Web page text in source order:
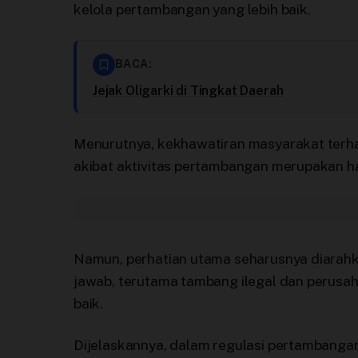
kelola pertambangan yang lebih baik.
BACA:
Jejak Oligarki di Tingkat Daerah
Menurutnya, kekhawatiran masyarakat
akibat aktivitas pertambangan merupakan
Namun, perhatian utama seharusnya
jawab, terutama tambang ilegal dan
baik.
Dijelaskannya, dalam regulasi